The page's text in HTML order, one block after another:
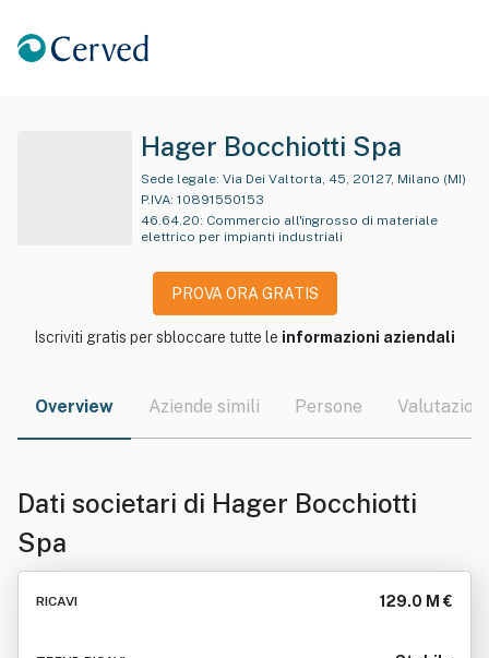
Hager Bocchiotti Spa
Sede legale: Via Dei Valtorta, 45, 20127, Milano (MI)
P.IVA: 10891550153
46.64.20: Commercio all'ingrosso di materiale
elettrico per impianti industriali
PROVA ORA GRATIS
Iscriviti gratis per sbloccare tutte le informazioni aziendali
Overview Aziende simili Persone Valutazioni
Dati societari di Hager Bocchiotti
Spa
RICAVI 129.0 M €